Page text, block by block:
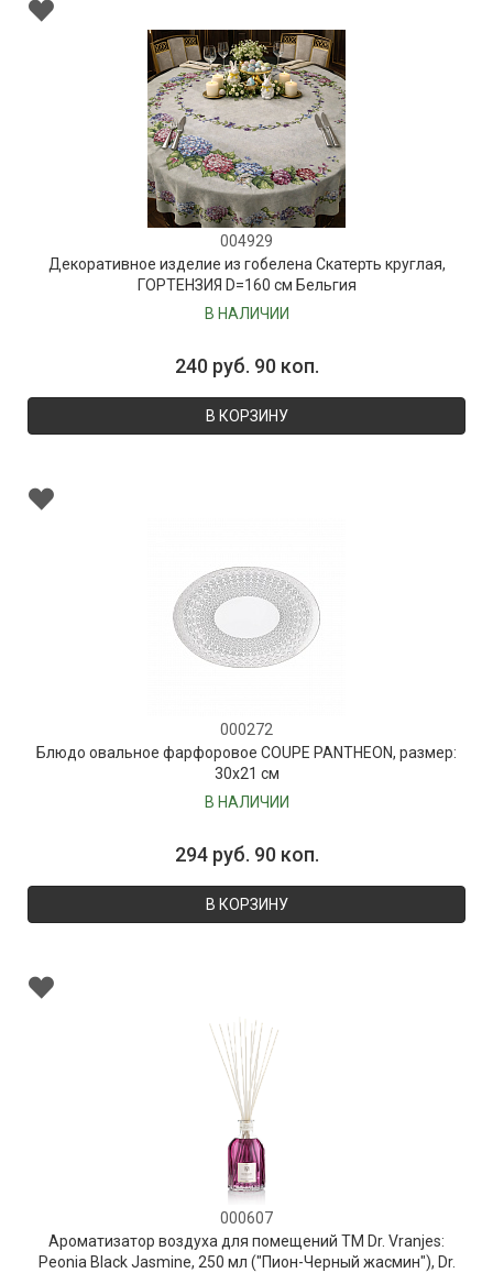
004929
Декоративное изделие из гобелена Скатерть круглая,
ГОРТЕНЗИЯ D=160 см Бельгия
В НАЛИЧИИ
240 руб. 90 коп.
В КОРЗИНУ
000272
Блюдо овальное фарфоровое COUPE PANTHEON, размер:
30х21 см
В НАЛИЧИИ
294 руб. 90 коп.
В КОРЗИНУ
000607
Ароматизатор воздуха для помещений ТМ Dr. Vranjes:
Peonia Black Jasmine, 250 мл ("Пион-Черный жасмин"), Dr.